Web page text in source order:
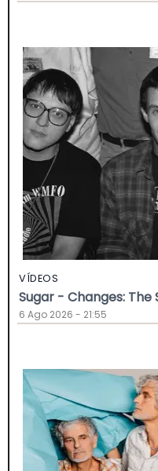
VÍDEOS
Sugar - Changes: The
6 Ago 2026 - 21:55